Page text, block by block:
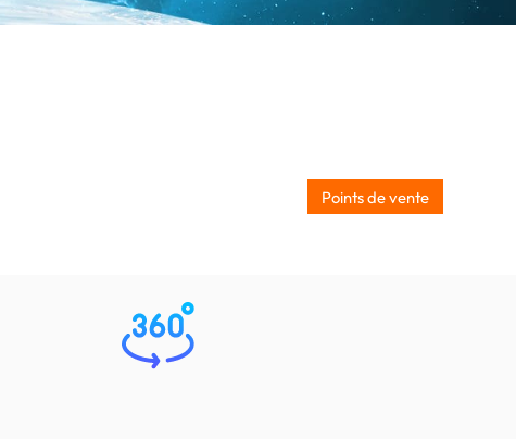
Points de vente